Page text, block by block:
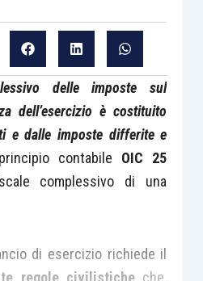
delle imposte sul
dell’esercizio è costituito
e dalle imposte differite e
contabile OIC 25
complessivo di una
di esercizio richiede il
regole civilistiche che,